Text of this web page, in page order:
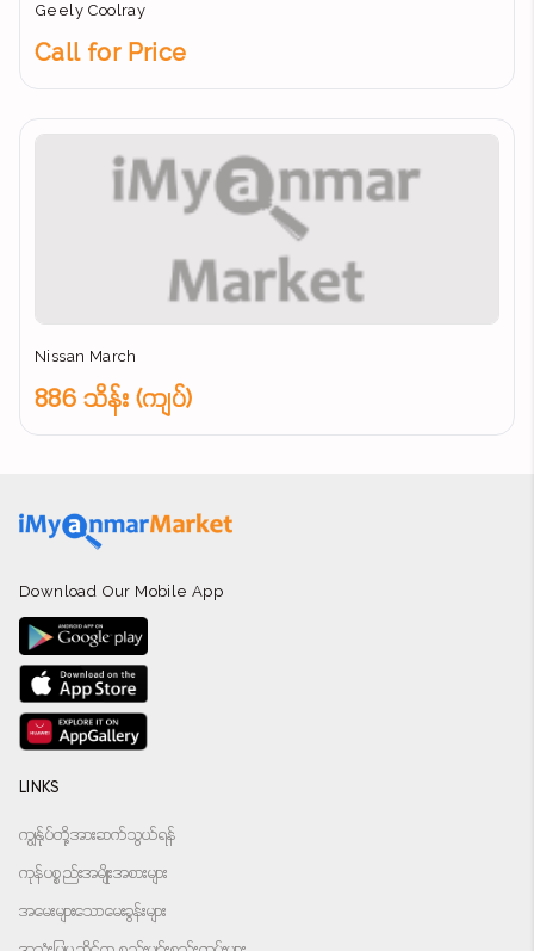
Geely Coolray
Call for Price
Nissan March
886 သိန်း (ကျပ်)
Download Our Mobile App
LINKS
ကျွန်ုပ်တို့အားဆက်သွယ်ရန်
ကုန်ပစ္စည်းအမျိုးအစားများ
အမေးများသောမေးခွန်းများ